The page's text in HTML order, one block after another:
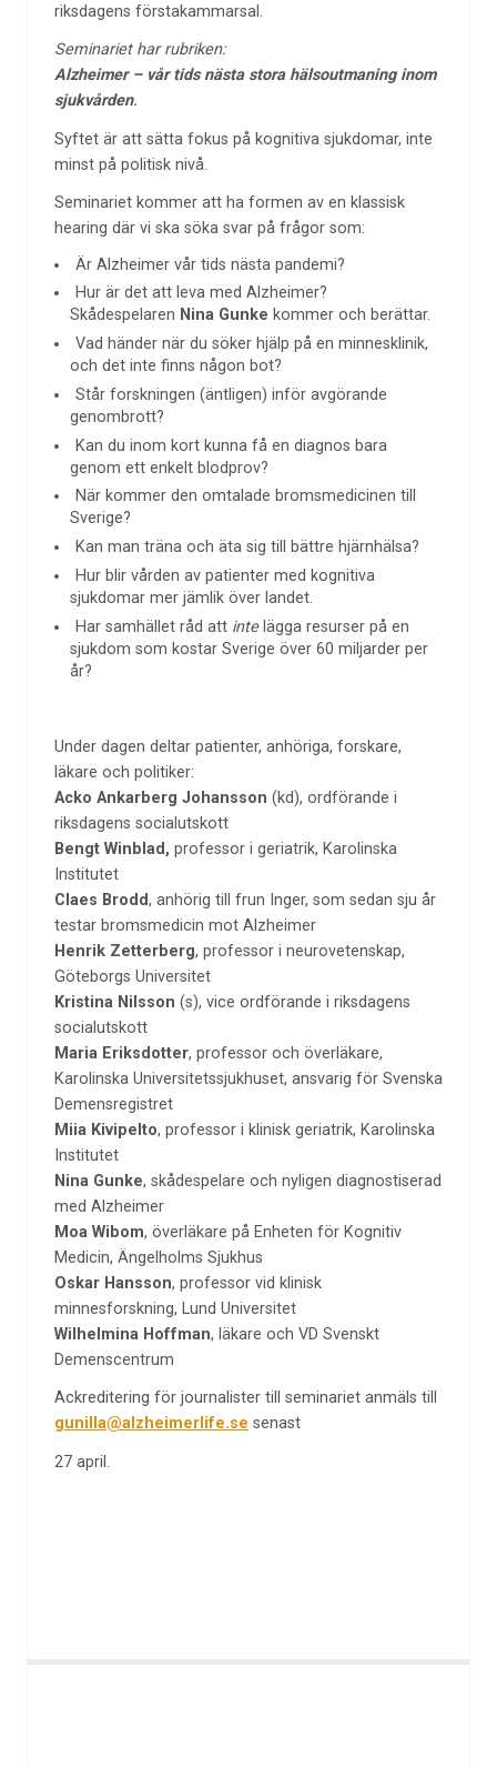
riksdagens förstakammarsal.
Seminariet har rubriken:
Alzheimer – vår tids nästa stora hälsoutmaning inom
sjukvården.
Syftet är att sätta fokus på kognitiva sjukdomar, inte
minst på politisk nivå.
Seminariet kommer att ha formen av en klassisk
hearing där vi ska söka svar på frågor som:
Är Alzheimer vår tids nästa pandemi?
Hur är det att leva med Alzheimer?
Skådespelaren Nina Gunke kommer och berättar.
Vad händer när du söker hjälp på en minnesklinik,
och det inte finns någon bot?
Står forskningen (äntligen) inför avgörande
genombrott?
Kan du inom kort kunna få en diagnos bara
genom ett enkelt blodprov?
När kommer den omtalade bromsmedicinen till
Sverige?
Kan man träna och äta sig till bättre hjärnhälsa?
Hur blir vården av patienter med kognitiva
sjukdomar mer jämlik över landet.
Har samhället råd att intelägga resurser på en
sjukdom som kostar Sverige över 60 miljarder per
år?
Under dagen deltar patienter, anhöriga, forskare,
läkare och politiker:
Acko Ankarberg Johansson (kd), ordförande i
riksdagens socialutskott
Bengt Winblad, professor i geriatrik, Karolinska
Institutet
Claes Brodd, anhörig till frun Inger, som sedan sju år
testar bromsmedicin mot Alzheimer
Henrik Zetterberg, professor i neurovetenskap,
Göteborgs Universitet
Kristina Nilsson (s), vice ordförande i riksdagens
socialutskott
Maria Eriksdotter, professor och överläkare,
Karolinska Universitetssjukhuset, ansvarig för Svenska
Demensregistret
Miia Kivipelto, professor i klinisk geriatrik, Karolinska
Institutet
Nina Gunke, skådespelare och nyligen diagnostiserad
med Alzheimer
Moa Wibom, överläkare på Enheten för Kognitiv
Medicin, Ängelholms Sjukhus
Oskar Hansson, professor vid klinisk
minnesforskning, Lund Universitet
Wilhelmina Hoffman, läkare och VD Svenskt
Demenscentrum
Ackreditering för journalister till seminariet anmäls till
gunilla@alzheimerlife.se senast
27 april.